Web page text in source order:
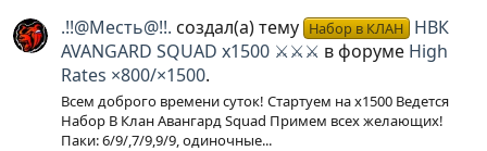
.!!@Месть@!!. создал(а) тему Набор в КЛАН НВК
AVANGARD SQUAD х1500 ⚔⚔⚔ в форуме High
Rates ×800/×1500.
Всем доброго времени суток! Стартуем на х1500 Ведется
Набор В Клан Авангард Squad Примем всех желающих!
Паки: 6/9/,7/9,9/9, одиночные...